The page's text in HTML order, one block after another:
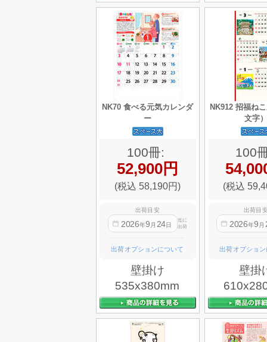
NK70 食べる元気カレンダ
ー
100冊:
52,900円
(税込 58,190円)
出荷目安
2026年9 月 24日
迄に
出荷
出荷オプションについて
壁掛け
535x380mm
NK912 招福ね
文字）
100
(税込
出荷目
2026年9 月
出荷オプショ
壁掛